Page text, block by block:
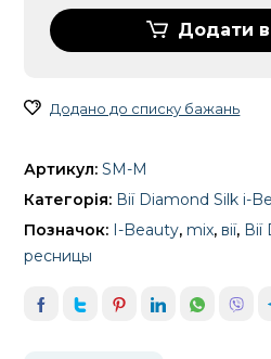
Silk
Beauty
Додати
Додано до списку бажань
Артикул:SM-M
Категорія: Вії Diamond Silk i-
Позначок: I-Beauty, mix, вії,
ресницы